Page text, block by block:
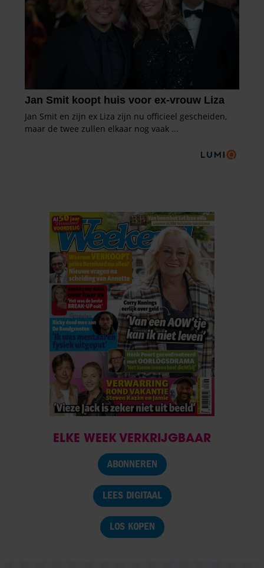
ELKE WEEK VERKRIJGBAAR
ABONNEREN
LEES DIGITAAL
LOS KOPEN